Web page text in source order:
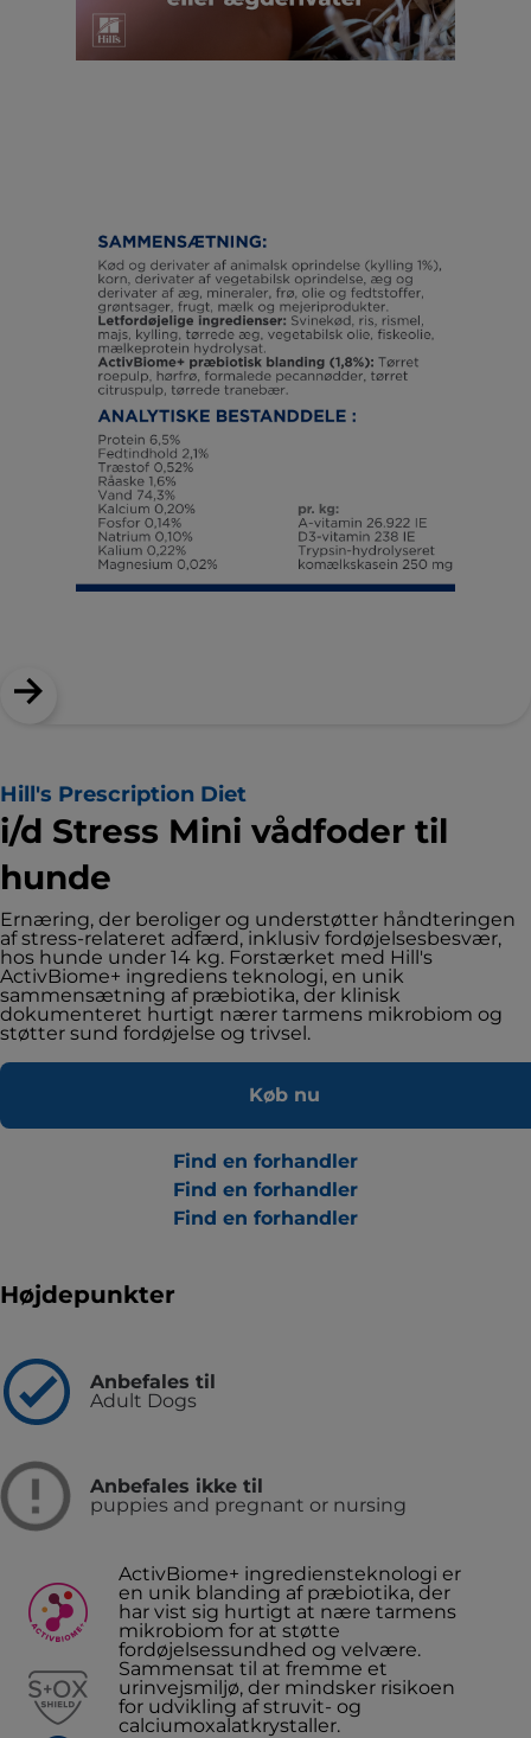
Hill's Prescription Diet
i/d Stress Mini vådfoder til
hunde
Ernæring, der beroliger og understøtter håndteringen
af stress-relateret adfærd, inklusiv fordøjelsesbesvær,
hos hunde under 14 kg. Forstærket med Hill's
ActivBiome+ ingrediens teknologi, en unik
sammensætning af præbiotika, der klinisk
dokumenteret hurtigt nærer tarmens mikrobiom og
støtter sund fordøjelse og trivsel.
Køb nu
Find en forhandler
Find en forhandler
Find en forhandler
Højdepunkter
Anbefales til
Adult Dogs
Anbefales ikke til
puppies and pregnant or nursing
ActivBiome+ ingrediensteknologi er
en unik blanding af præbiotika, der
har vist sig hurtigt at nære tarmens
mikrobiom for at støtte
fordøjelsessundhed og velvære.
Sammensat til at fremme et
urinvejsmiljø, der mindsker risikoen
for udvikling af struvit- og
calciumoxalatkrystaller.